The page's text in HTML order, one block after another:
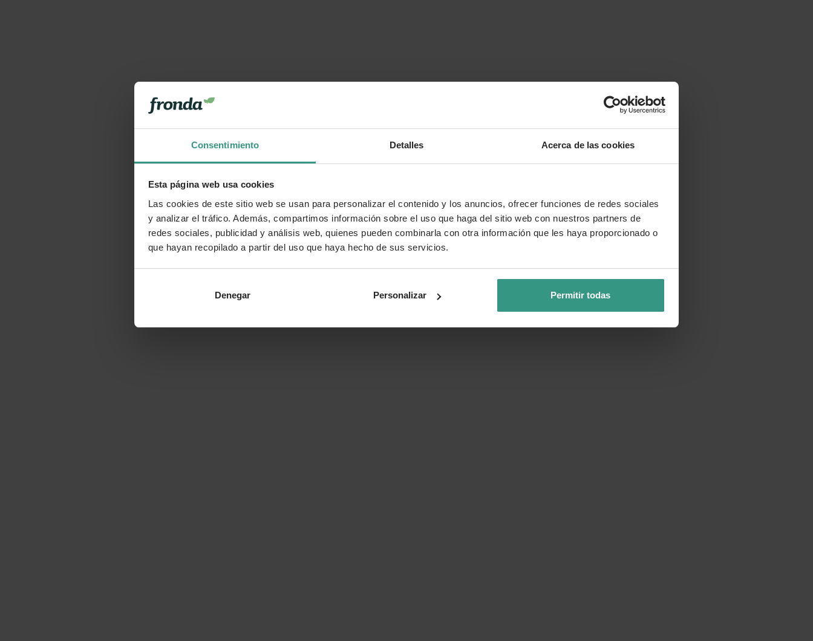
Consentimiento Detalles Acerca de las cookies
Esta página web usa cookies
Las cookies de este sitio web se usan para personalizar el contenido y los anuncios, ofrecer funciones de redes sociales
y analizar el tráfico. Además, compartimos información sobre el uso que haga del sitio web con nuestros partners de
redes sociales, publicidad y análisis web, quienes pueden combinarla con otra información que les haya proporcionado o
que hayan recopilado a partir del uso que haya hecho de sus servicios.
Denegar Personalizar Permitir todas